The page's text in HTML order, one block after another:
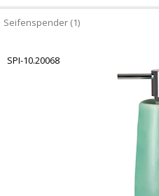
Seifenspender (1)
SPI-10.20068